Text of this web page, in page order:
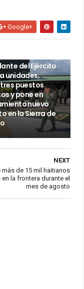
Google+
del Ejército
unidades,
puestos
y pone en
nuevo
en la Sierra de
NEXT
más de 15 mil haitianos
la frontera durante el
mes de agosto